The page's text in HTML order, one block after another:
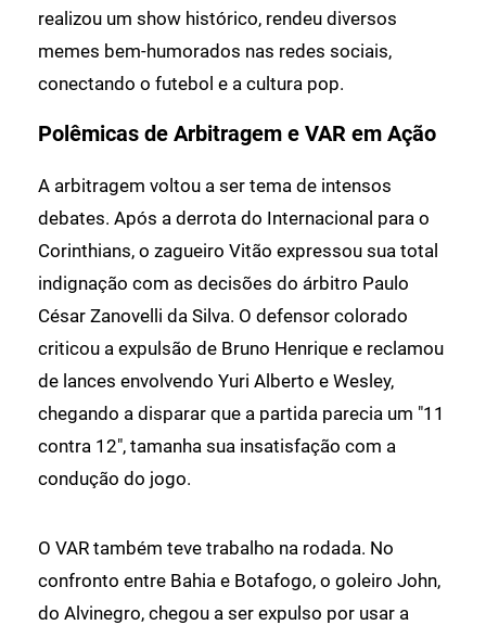
realizou um show histórico, rendeu diversos
memes bem-humorados nas redes sociais,
conectando o futebol e a cultura pop.
Polêmicas de Arbitragem e VAR em Ação
A arbitragem voltou a ser tema de intensos
debates. Após a derrota do Internacional para o
Corinthians, o zagueiro Vitão expressou sua total
indignação com as decisões do árbitro Paulo
César Zanovelli da Silva. O defensor colorado
criticou a expulsão de Bruno Henrique e reclamou
de lances envolvendo Yuri Alberto e Wesley,
chegando a disparar que a partida parecia um "11
contra 12", tamanha sua insatisfação com a
condução do jogo.
O VAR também teve trabalho na rodada. No
confronto entre Bahia e Botafogo, o goleiro John,
do Alvinegro, chegou a ser expulso por usar a